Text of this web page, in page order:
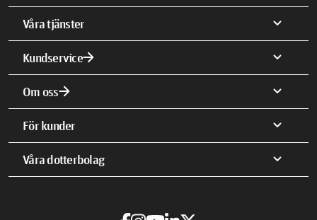
Våra tjänster expand_more
Kundservicearrow_forward expand_more
Om ossarrow_forward expand_more
För kunder expand_more
Våra dotterbolag expand_more